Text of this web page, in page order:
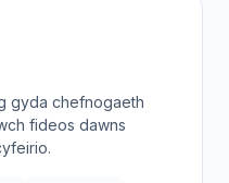
gyda chefnogaeth
fideos dawns